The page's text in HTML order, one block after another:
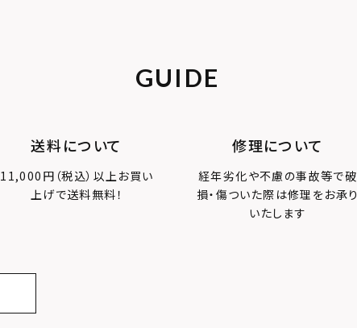
GUIDE
送料について
11,000円（税込）以上お買い
上げで送料無料！
修理について
経年劣化や不慮の事故等で破
損・傷ついた際は修理をお承り
いたします